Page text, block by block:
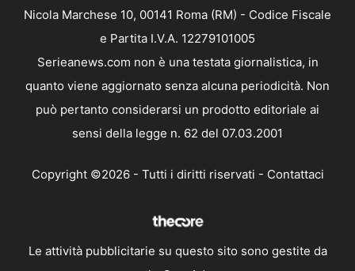
Nicola Marchese 10, 00141 Roma (RM) - Codice Fiscale
e Partita I.V.A. 12279101005
Serieanews.com non è una testata giornalistica, in
quanto viene aggiornato senza alcuna periodicità. Non
può pertanto considerarsi un prodotto editoriale ai
sensi della legge n. 62 del 07.03.2001
Copyright ©2026 - Tutti i diritti riservati - Contattaci
Le attività pubblicitarie su questo sito sono gestite da